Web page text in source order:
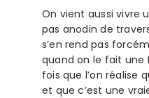
On vient aussi vivre
pas anodin de
s’en rend pas
quand on le fait une
fois que l’on réalise
et que c’est une